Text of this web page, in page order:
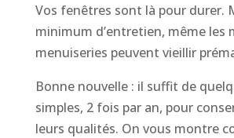
Vos fenêtres sont là pour durer.
minimum d’entretien, même les
menuiseries peuvent vieillir
Bonne nouvelle : il suffit de
simples, 2 fois par an, pour
leurs qualités. On vous montre